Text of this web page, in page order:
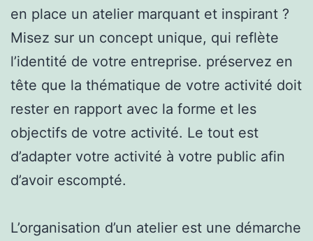
en place un atelier marquant et inspirant ?
Misez sur un concept unique, qui reflète
l’identité de votre entreprise. préservez en
tête que la thématique de votre activité doit
rester en rapport avec la forme et les
objectifs de votre activité. Le tout est
d’adapter votre activité à votre public afin
d’avoir escompté.
L’organisation d’un atelier est une démarche